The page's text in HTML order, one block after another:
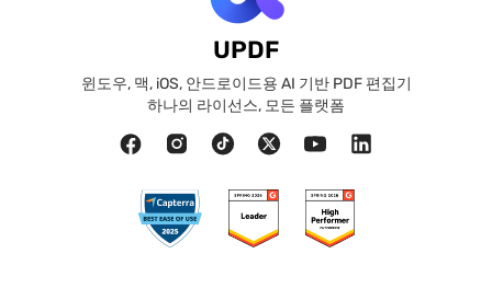
UPDF
윈도우, 맥, iOS, 안드로이드용 AI 기반 PDF 편집기
하나의 라이선스, 모든 플랫폼